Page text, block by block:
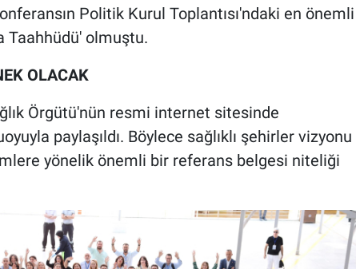
Politik Kurul Toplantısı'ndaki en önemli
Taahhüdü' olmuştu.
OLACAK
Örgütü'nün resmi internet sitesinde
paylaşıldı. Böylece sağlıklı şehirler vizyonu
yönelik önemli bir referans belgesi niteliği